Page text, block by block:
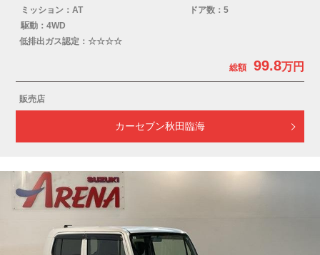
ミッション：AT
ドア数：5
駆動：4WD
低排出ガス認定：☆☆☆☆
99.8
販売店
カーセブン秋田臨海